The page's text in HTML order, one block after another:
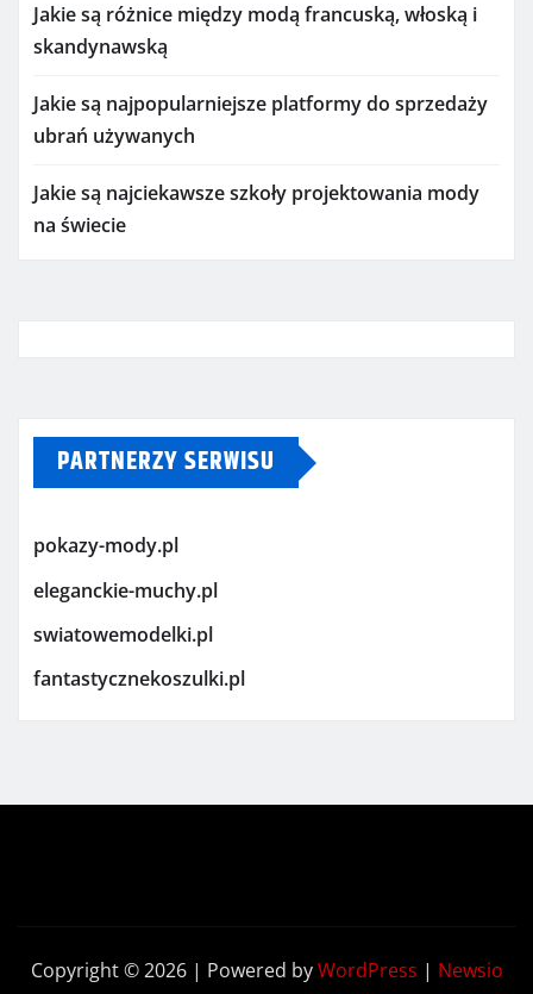
Jakie są różnice między modą francuską, włoską i
skandynawską
Jakie są najpopularniejsze platformy do sprzedaży
ubrań używanych
Jakie są najciekawsze szkoły projektowania mody
na świecie
PARTNERZY SERWISU
pokazy-mody.pl
eleganckie-muchy.pl
swiatowemodelki.pl
fantastycznekoszulki.pl
Copyright © 2026 | Powered byWordPress | Newsio